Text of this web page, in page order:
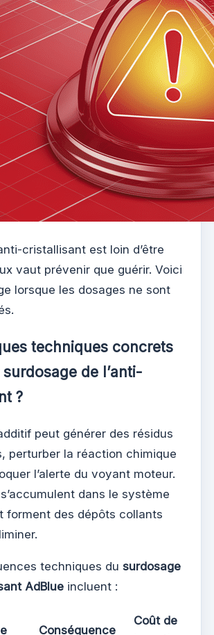
cristallisant est loin d’être
vaut prévenir que guérir. Voici
lorsque les dosages ne sont
techniques concrets
de l’anti-
?
peut générer des résidus
perturber la réaction chimique
l’alerte du voyant moteur.
dans le système
forment des dépôts collants
techniques du surdosage
AdBlue incluent :
Conséquence
Coût de